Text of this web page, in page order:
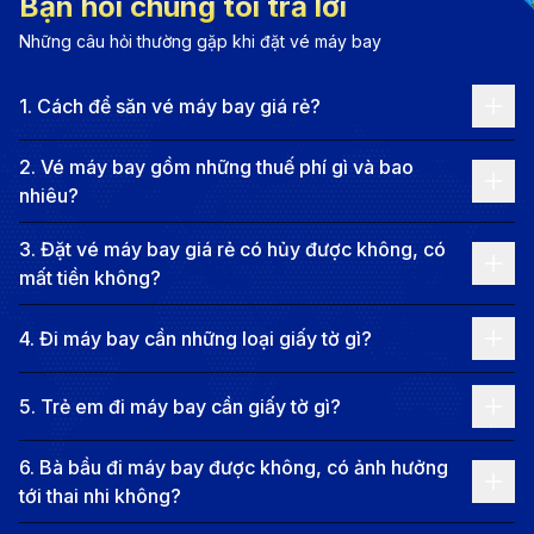
và Thanh Hóa. Để di chuyển giữa hai địa điểm này,
chuyến bay đến sân bay Tân Sơn Nhất.
Chặng 1: Côn Đảo - TP. Hồ Chí Minh
Côn Đảo - TP. Hồ Chí Minh : được khai thác bởi hai
VASCO với thời gian bay trung bình khoảng 1 giờ 5
phút. Đường bay này đang được khai thác với tần
suất lên đến hơn 10 chuyến mỗi ngày, đáp ứng
nhu cầu đi lại của đông đảo hành khách.
Chặng 2: TP. Hồ Chí Minh - Thanh Hóa
Từ sân bay Tân Sơn Nhất (TP. Hồ Chí Minh), bạn
có thể bay thẳng đến sân bay Thọ Xuân (Thanh
Hóa) với các hãng Vietnam Airlines, Vietjet Air. Thời
Những câu hỏi thường gặp khi đặt vé máy bay
1. Cách để săn vé máy bay giá rẻ?
2. Vé máy bay gồm những thuế phí gì và bao
nhiêu?
3. Đặt vé máy bay giá rẻ có hủy được không, có
mất tiền không?
4. Đi máy bay cần những loại giấy tờ gì?
5. Trẻ em đi máy bay cần giấy tờ gì?
6. Bà bầu đi máy bay được không, có ảnh hưởng
tới thai nhi không?